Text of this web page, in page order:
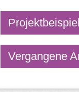
Vergangene